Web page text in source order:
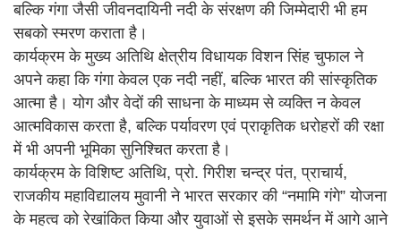
बल्कि गंगा जैसी जीवनदायिनी नदी के संरक्षण की जिम्मेदारी भी हम
सबको स्मरण कराता है।
कार्यक्रम के मुख्य अतिथि क्षेत्रीय विधायक विशन सिंह चुफाल ने
अपने कहा कि गंगा केवल एक नदी नहीं, बल्कि भारत की सांस्कृतिक
आत्मा है। योग और वेदों की साधना के माध्यम से व्यक्ति न केवल
आत्मविकास करता है, बल्कि पर्यावरण एवं प्राकृतिक धरोहरों की रक्षा
में भी अपनी भूमिका सुनिश्चित करता है।
कार्यक्रम के विशिष्ट अतिथि, प्रो. गिरीश चन्द्र पंत, प्राचार्य,
राजकीय महाविद्यालय मुवानी ने भारत सरकार की “नमामि गंगे” योजना
के महत्व को रेखांकित किया और युवाओं से इसके समर्थन में आगे आने